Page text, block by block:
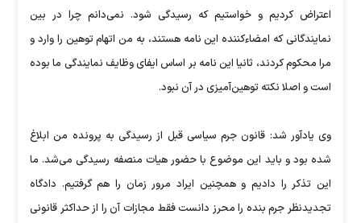
اعتراض کردیم و خواستیم که رسیدگی شود. نمی‌دانم چرا در بین
نمایندگانی که امضاءکننده این نامه هستند، به من اتهام توهین را وارد و
مرا محکوم کردند، ثانیا این نامه بر اساس ایفای وظایف نمایندگی ما بوده
است و اصلا نکته توهین‌آمیزی در آن نبود.
وی یادآور شد: قانون جرم سیاسی قبل از رسیدگی به پرونده من ابلاغ
شده بود و باید این موضوع با حضور هیات‌ منصفه رسیدگی می‌شد. ما
این تذکر را دادیم و همچنین ایراد مرور زمان را هم گرفتیم. دادگاه
تجدیدنظر جرم بنده را محرز دانست فقط مجازات آن را از حداکثر قانونی